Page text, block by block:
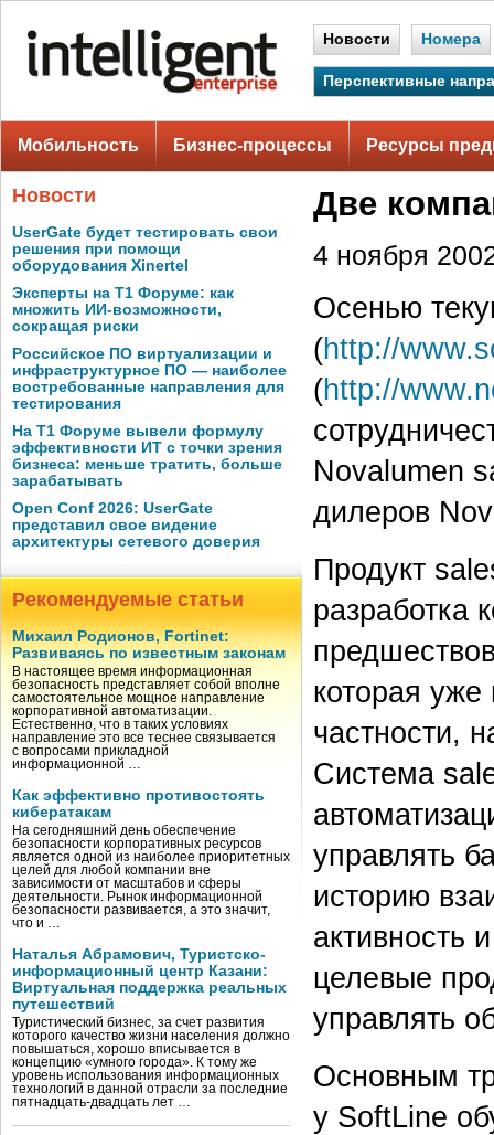
Новости Номера
Перспективные
Мобильность Бизнес-процессы Ресурсы
Новости
UserGate будет тестировать свои
решения при помощи
оборудования Xinertel
Эксперты на Т1 Форуме: как
множить ИИ-возможности,
сокращая риски
Российское ПО виртуализации и
инфраструктурное ПО — наиболее
востребованные направления для
тестирования
На Т1 Форуме вывели формулу
эффективности ИТ с точки зрения
бизнеса: меньше тратить, больше
зарабатывать
Open Conf 2026: UserGate
представил свое видение
архитектуры сетевого доверия
Рекомендуемые статьи
Михаил Родионов, Fortinet:
Развиваясь по известным законам
В настоящее время информационная
безопасность представляет собой вполне
самостоятельное мощное направление
корпоративной автоматизации.
Естественно, что в таких условиях
направление это все теснее связывается
с вопросами прикладной
информационной …
Как эффективно противостоять
кибератакам
На сегодняшний день обеспечение
безопасности корпоративных ресурсов
является одной из наиболее приоритетных
целей для любой компании вне
зависимости от масштабов и сферы
деятельности. Рынок информационной
безопасности развивается, а это значит,
что и …
Наталья Абрамович, Туристско-
информационный центр Казани:
Виртуальная поддержка реальных
путешествий
Туристический бизнес, за счет развития
которого качество жизни населения должно
повышаться, хорошо вписывается в
концепцию «умного города». К тому же
уровень использования информационных
технологий в данной отрасли за последние
пятнадцать-двадцать лет …
Две
4 ноября
Осенью
(http://
(http://
Novalumen
дилеров
Продукт
разработка
которая
частности,
Система
управлять
историю
активность
целевые
управлять
Основным
у SoftLine